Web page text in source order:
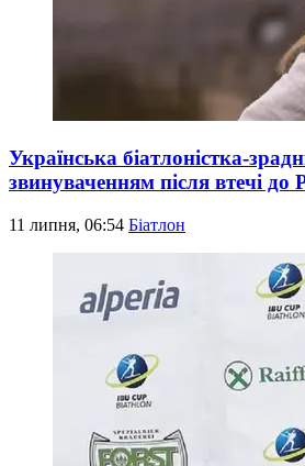
Українська біатлоністка-
звинуваченням після втечі до
11 липня, 06:54 Біатлон